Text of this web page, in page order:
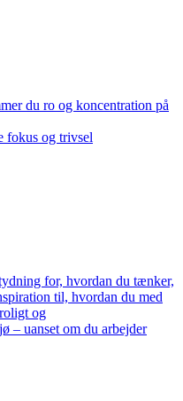
du ro og koncentration på
fokus og trivsel
for, hvordan du tænker,
til, hvordan du med
og
– uanset om du arbejder